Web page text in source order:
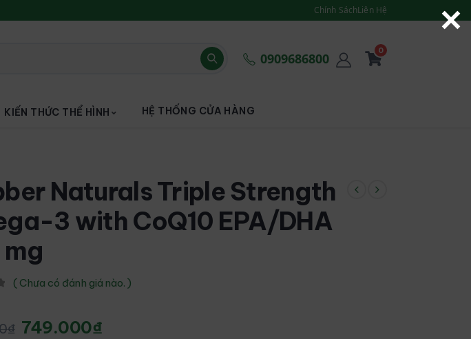
Chính SáchLiên Hệ
0909686800 0
Whey isolate protein
Whey blend
Protein Hoàn Chỉnh
KIẾN THỨC THỂ HÌNH HỆ THỐNG CỬA HÀNG
Naturals Triple Strength
3 with CoQ10 EPA/DHA
( Chưa có đánh giá nào. )
₫ 749.000₫